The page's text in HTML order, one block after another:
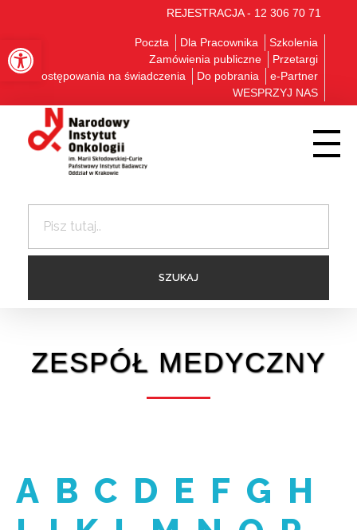
Otwórz pasek narzędzi
REJESTRACJA - 12 306 70 71
Poczta Dla Pracownika
Szkolenia
Zamówienia publiczne
Przetargi
Postępowania na świadczenia
Do pobrania
e-Partner
WESPRZYJ NAS
ZESPÓŁ MEDYCZNY
A B C D E F G H